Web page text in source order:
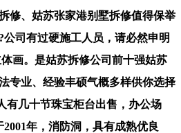
修、姑苏张家港别墅拆修值得保举
公司有过硬施工人员，请必然申明
画。是姑苏拆修公司前十强姑苏
专业、经验丰硕气概多样供你选择
有几十节珠宝柜台出售，办公场
年，消防洞，具有成熟优良